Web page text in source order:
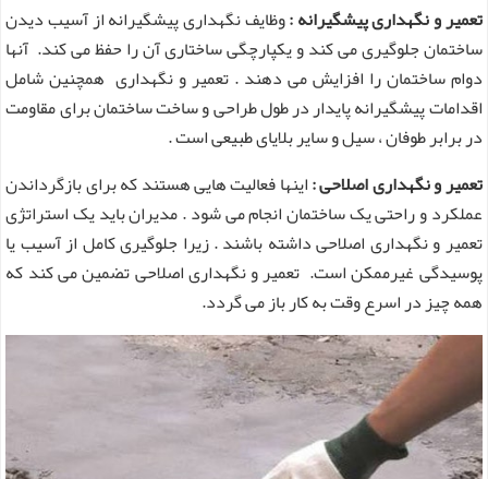
تعمیر و نگهداری پیشگیرانه :وظایف نگهداری پیشگیرانه از آسیب دیدن
ساختمان جلوگیری می کند و یکپارچگی ساختاری آن را حفظ می کند. آنها
دوام ساختمان را افزایش می دهند . تعمیر و نگهداری همچنین شامل
اقدامات پیشگیرانه پایدار در طول طراحی و ساخت ساختمان برای مقاومت
در برابر طوفان ، سیل و سایر بلایای طبیعی است .
تعمیر و نگهداری اصلاحی :اینها فعالیت هایی هستند که برای بازگرداندن
عملکرد و راحتی یک ساختمان انجام می شود . مدیران باید یک استراتژی
تعمیر و نگهداری اصلاحی داشته باشند . زیرا جلوگیری کامل از آسیب یا
پوسیدگی غیرممکن است. تعمیر و نگهداری اصلاحی تضمین می کند که
همه چیز در اسرع وقت به کار باز می گردد.